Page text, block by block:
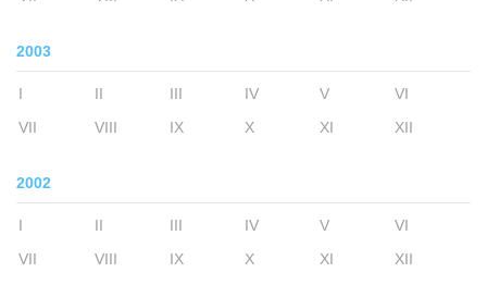
2003
I II III IV V
VI
VII
VIII IX X XI XII
2002
I II III IV V
VI
VII
VIII IX X XI XII